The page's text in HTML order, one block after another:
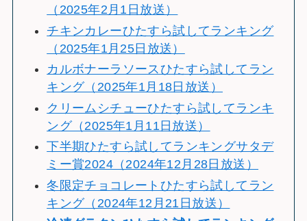
（2025年2月1日放送）
チキンカレーひたすら試してランキング
（2025年1月25日放送）
カルボナーラソースひたすら試してラン
キング（2025年1月18日放送）
クリームシチューひたすら試してランキ
ング（2025年1月11日放送）
下半期ひたすら試してランキングサタデ
ミー賞2024（2024年12月28日放送）
冬限定チョコレートひたすら試してラン
キング（2024年12月21日放送）